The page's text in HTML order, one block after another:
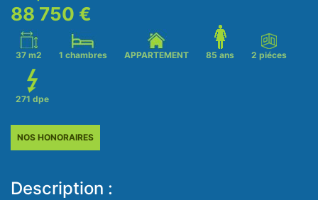
37 m2 1 chambres APPARTEMENT 85 ans 2 piéces
271 dpe
88 750 €
NOS HONORAIRES
Description :